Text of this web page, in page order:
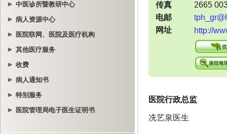
中医诊所暨教研中心
病人资源中心
医院联网、医院及医疗机构
其他医疗服务
收费
病人通知书
特别服务
医院管理局电子医生证明书